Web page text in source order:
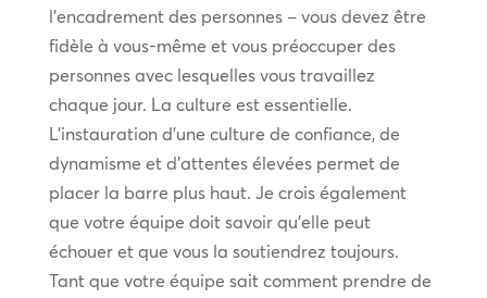
l’encadrement des personnes – vous devez être
fidèle à vous-même et vous préoccuper des
personnes avec lesquelles vous travaillez
chaque jour. La culture est essentielle.
L’instauration d’une culture de confiance, de
dynamisme et d’attentes élevées permet de
placer la barre plus haut. Je crois également
que votre équipe doit savoir qu’elle peut
échouer et que vous la soutiendrez toujours.
Tant que votre équipe sait comment prendre de